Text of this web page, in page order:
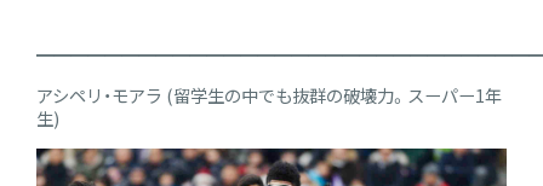
アシペリ・モアラ (留学生の中でも抜群の破壊力。スーパー1年
生)